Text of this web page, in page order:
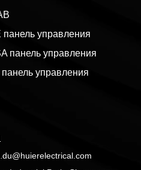
управления
панель управления
управления